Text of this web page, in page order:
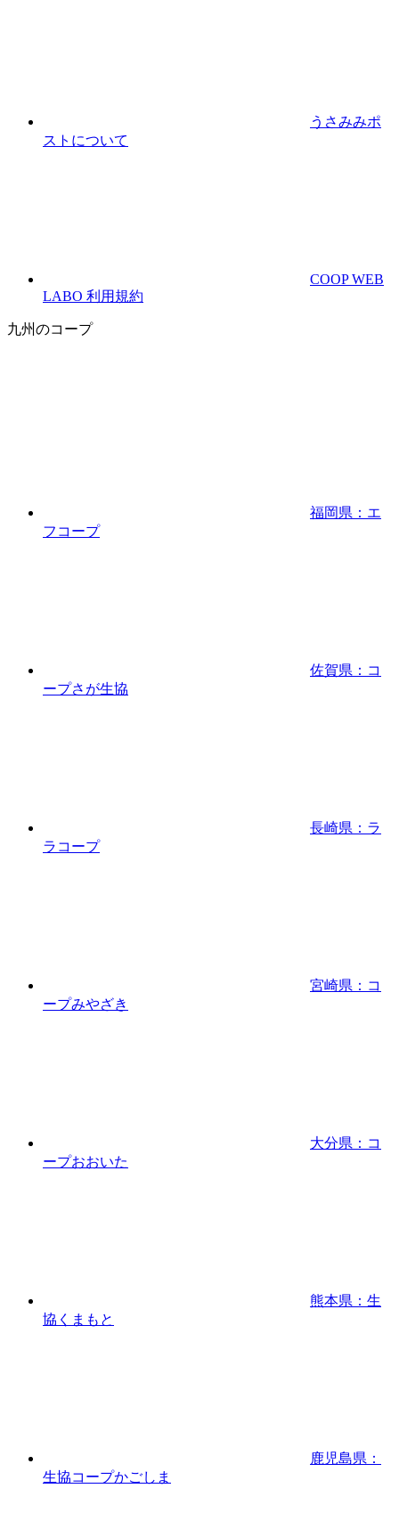
うさみみポ
ストについて
COOP WEB
LABO 利用規約
九州のコープ
福岡県：エ
フコープ
佐賀県：コ
ープさが生協
長崎県：ラ
ラコープ
宮崎県：コ
ープみやざき
大分県：コ
ープおおいた
熊本県：生
協くまもと
鹿児島県：
生協コープかごしま